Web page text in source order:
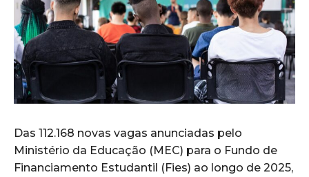
Das 112.168 novas vagas anunciadas pelo
Ministério da Educação (MEC) para o Fundo de
Financiamento Estudantil (Fies) ao longo de 2025,